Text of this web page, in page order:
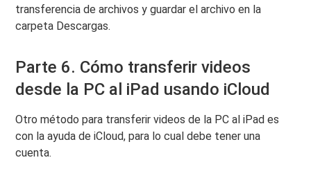
transferencia de archivos y guardar el archivo en la
carpeta Descargas.
Parte 6. Cómo transferir videos
desde la PC al iPad usando iCloud
Otro método para transferir videos de la PC al iPad es
con la ayuda de iCloud, para lo cual debe tener una
cuenta.